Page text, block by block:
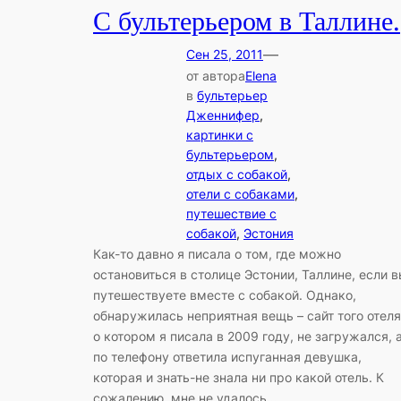
С бультерьером в Таллине.
Сен 25, 2011—
от автораElena
в бультерьер
Дженнифер
картинки с
бультерьером
отдых с собакой
отели с собаками
путешествие с
собакой, Эстония
Как-то давно я писала о том, где можно
остановиться в столице Эстонии, Таллине, если
путешествуете вместе с собакой. Однако,
обнаружилась неприятная вещь – сайт того
о котором я писала в 2009 году, не загружался, а
по телефону ответила испуганная девушка,
которая и знать-не знала ни про какой отель. К
сожалению, мне не удалось…